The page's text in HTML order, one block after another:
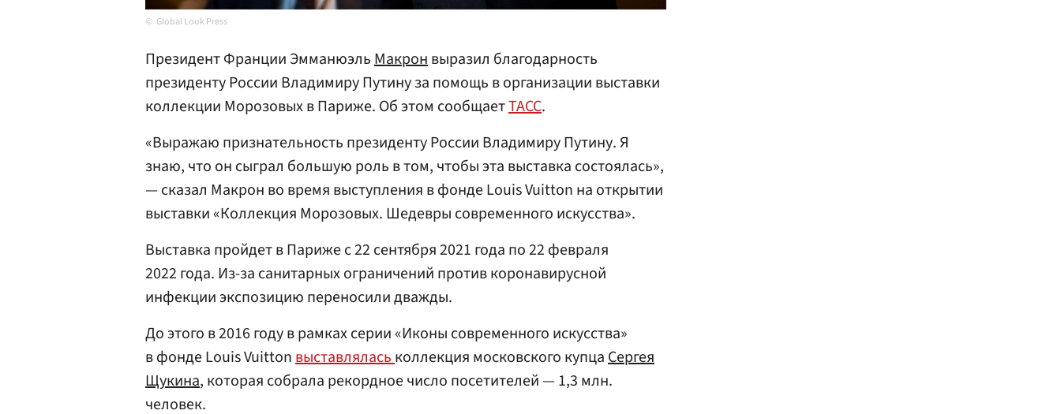
Global Look Press
Президент Франции ЭмманюэльМакронвыразил благодарность
президенту России Владимиру Путину за помощь в организации выставки
коллекции Морозовых в Париже. Об этом сообщаетТАСС.
«Выражаю признательность президенту России Владимиру Путину. Я
знаю, что он сыграл большую роль в том, чтобы эта выставка состоялась»,
— сказал Макрон во время выступления в фонде Louis Vuitton на открытии
выставки «Коллекция Морозовых. Шедевры современного искусства».
Выставка пройдет в Париже с 22 сентября 2021 года по 22 февраля
2022 года. Из-за санитарных ограничений против коронавирусной
инфекции экспозицию переносили дважды.
До этого в 2016 году в рамках серии «Иконы современного искусства»
в фонде Louis Vuittonвыставляласьколлекция московского купцаСергея
Щукина, которая собрала рекордное число посетителей — 1,3 млн.
человек.